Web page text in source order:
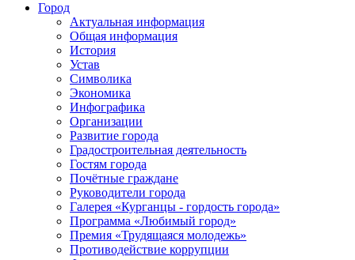
Город
Актуальная информация
Общая информация
История
Устав
Символика
Экономика
Инфографика
Организации
Развитие города
Градостроительная деятельность
Гостям города
Почётные граждане
Руководители города
Галерея «Курганцы - гордость города»
Программа «Любимый город»
Премия «Трудящаяся молодежь»
Противодействие коррупции